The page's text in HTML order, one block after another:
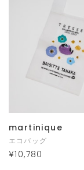
martinique
エコバッグ
¥10,780